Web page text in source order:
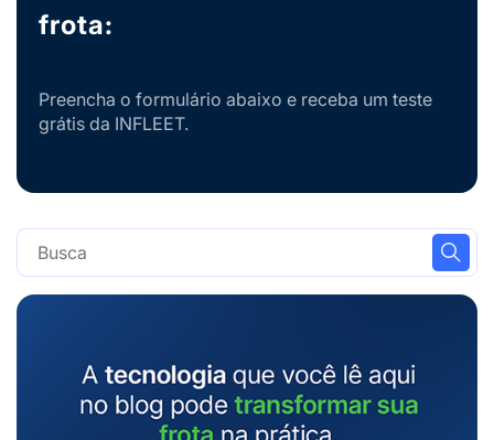
frota:
Preencha o formulário abaixo e receba um teste
grátis da INFLEET.